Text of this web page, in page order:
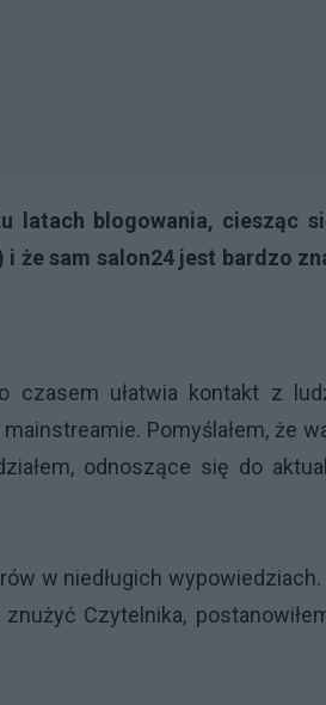
latach blogowania, ciesząc
i że sam salon24jest bardzo
czasem ułatwia kontakt z
Pomyślałem, że
odnoszące się do
w niedługich wypowiedziach.
Czytelnika,